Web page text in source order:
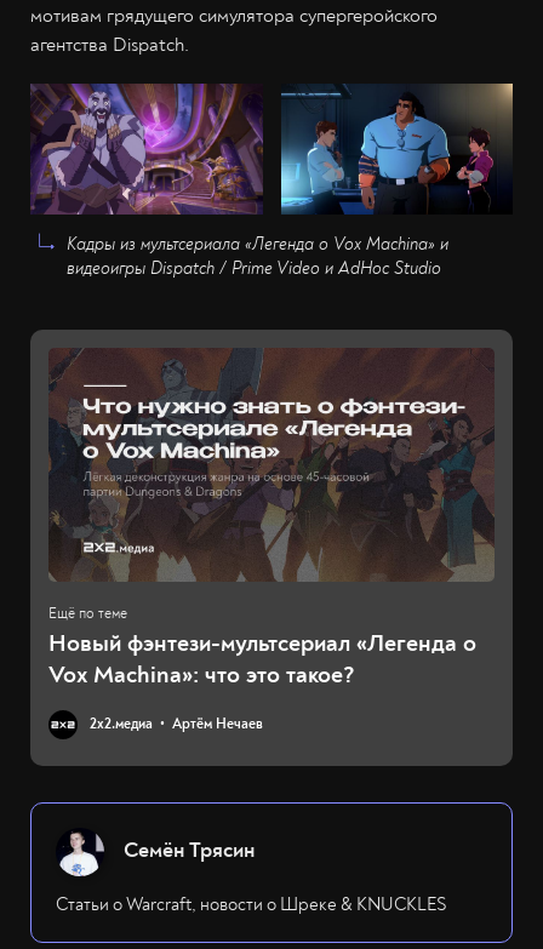
мотивам грядущего симулятора супергеройского
агентства Dispatch.
Кадры из мультсериала «Легенда о Vox Machina» и
видеоигры Dispatch / Prime Video и AdHoc Studio
Новый фэнтези-мультсериал «Легенда о
Vox Machina»: что это такое?
2х2.медиа Артём Нечаев
Семён Трясин
Статьи о Warcraft, новости о Шреке & KNUCKLES